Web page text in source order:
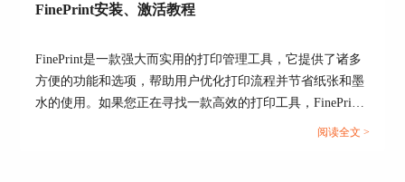
图6：水印
对于部分加在主要内容以外的空白边缘处的水印，
我们可以采用裁切的方式将其去除。如下图位置处
的水印。或者你也可以把PDF导出为一张张图片
FinePrint安装、激活教程
FinePrint是一款强大而实用的打印管理工具，它提供了诸多
方便的功能和选项，帮助用户优化打印流程并节省纸张和墨
水的使用。如果您正在寻找一款高效的打印工具，FinePrint
无疑是一个值得考虑的选择。本文将为您提供详细的
阅读全文 >